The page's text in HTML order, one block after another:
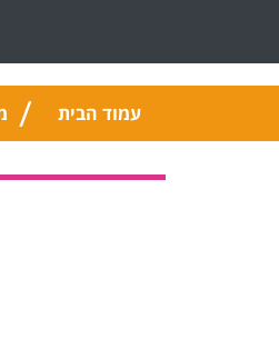
עמוד הבית